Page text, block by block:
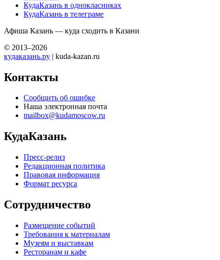
КудаКазань в однокласниках
КудаКазань в телеграме
Афиша Казань — куда сходить в Казани
© 2013–2026
кудаказань.ру | kuda-kazan.ru
Контакты
Сообщить об ошибке
Наша электронная почта
mailbox@kudamoscow.ru
КудаКазань
Пресс-релиз
Редакционная политика
Правовая информация
Формат ресурса
Сотрудничество
Размещение событий
Требования к материалам
Музеям и выставкам
Ресторанам и кафе